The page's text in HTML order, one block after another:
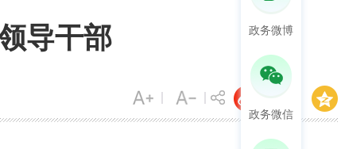
导干部 政务微博
政务微信